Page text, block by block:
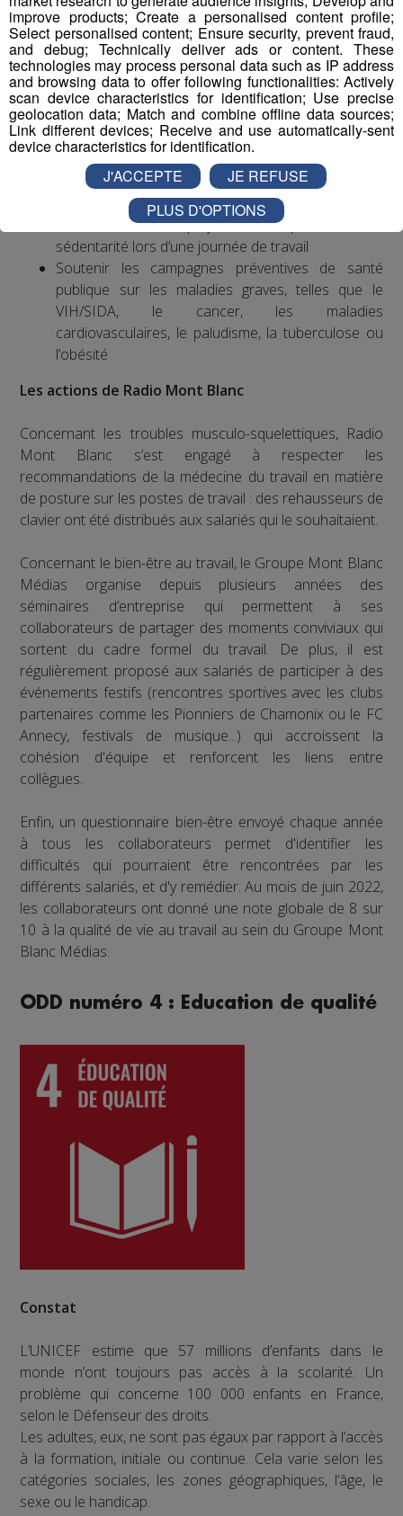
maladies professionnelles, notamment au niveau du
poignet et de la main.
Exemples d’actions à entreprendre
Mettre en place une politique ambitieuse de santé,
sécurité et bien-être au travail visant notamment à
réduire les accidents du travail et les situations à
risques ainsi que les troubles musculo-
squelettiques et les risques psycho-sociaux
Sensibiliser ses employés aux risques liés à la
sédentarité lors d’une journée de travail
Soutenir les campagnes préventives de santé
publique sur les maladies graves, telles que le
VIH/SIDA, le cancer, les maladies
cardiovasculaires, le paludisme, la tuberculose ou
l’obésité
Les actions de Radio Mont Blanc
Concernant les troubles musculo-squelettiques, Radio
Mont Blanc s’est engagé à respecter les
recommandations de la médecine du travail en matière
de posture sur les postes de travail : des rehausseurs de
clavier ont été distribués aux salariés qui le souhaitaient.
Concernant le bien-être au travail, le Groupe Mont Blanc
Médias organise depuis plusieurs années des
séminaires d’entreprise qui permettent à ses
collaborateurs de partager des moments conviviaux qui
sortent du cadre formel du travail. De plus, il est
régulièrement proposé aux salariés de participer à des
événements festifs (rencontres sportives avec les clubs
partenaires comme les Pionniers de Chamonix ou le FC
Annecy, festivals de musique...) qui accroissent la
cohésion d'équipe et renforcent les liens entre
collègues.
Enfin, un questionnaire bien-être envoyé chaque année
à tous les collaborateurs permet d'identifier les
difficultés qui pourraient être rencontrées par les
différents salariés, et d'y remédier. Au mois de juin 2022,
les collaborateurs ont donné une note globale de 8 sur
10 à la qualité de vie au travail au sein du Groupe Mont
Blanc Médias.
ODD numéro 4 : Education de qualité
Constat
L’UNICEF estime que 57 millions d’enfants dans le
monde n’ont toujours pas accès à la scolarité. Un
problème qui concerne 100 000 enfants en France,
selon le Défenseur des droits.
Les adultes, eux, ne sont pas égaux par rapport à l’accès
à la formation, initiale ou continue. Cela varie selon les
catégories sociales, les zones géographiques, l’âge, le
sexe ou le handicap.
improve products; Create a personalised content profile;
Select personalised content; Ensure security, prevent fraud,
and debug; Technically deliver ads or content. These
technologies may process personal data such as IP address
and browsing data to offer following functionalities: Actively
scan device characteristics for identification; Use precise
geolocation data; Match and combine offline data sources;
Link different devices; Receive and use automatically-sent
device characteristics for identification.
J'ACCEPTE
JE REFUSE
PLUS D'OPTIONS